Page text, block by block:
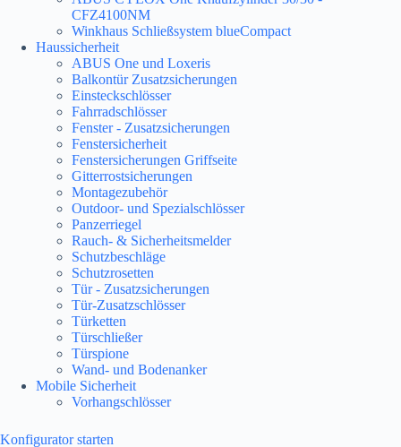
CFZ4100NM
Winkhaus Schließsystem blueCompact
Haussicherheit
ABUS One und Loxeris
Balkontür Zusatzsicherungen
Einsteckschlösser
Fahrradschlösser
Fenster - Zusatzsicherungen
Fenstersicherheit
Fenstersicherungen Griffseite
Gitterrostsicherungen
Montagezubehör
Outdoor- und Spezialschlösser
Panzerriegel
Rauch- & Sicherheitsmelder
Schutzbeschläge
Schutzrosetten
Tür - Zusatzsicherungen
Tür-Zusatzschlösser
Türketten
Türschließer
Türspione
Wand- und Bodenanker
Mobile Sicherheit
Vorhangschlösser
Konfigurator starten